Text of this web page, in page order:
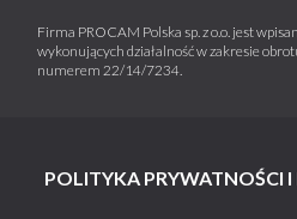
Firma PROCAM Polska sp. z o.o. jest
wykonujących działalność w zakresie
numerem 22/14/7234.
POLITYKA PRYWATNOŚCI